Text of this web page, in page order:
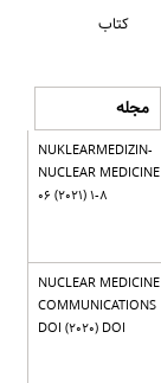
کتاب
مجله
NUKLEARMEDIZIN-
NUCLEAR MEDICINE
06 (2021) 1-8
NUCLEAR MEDICINE
COMMUNICATIONS
DOI (2020) DOI